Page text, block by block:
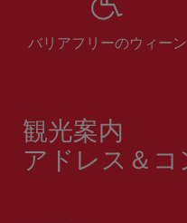
バリアフリーのウィーン
観光案内
アドレス＆コ